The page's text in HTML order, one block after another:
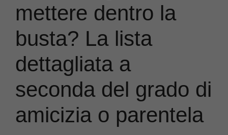
mettere dentro la
busta? La lista
dettagliata a
seconda del grado di
amicizia o parentela